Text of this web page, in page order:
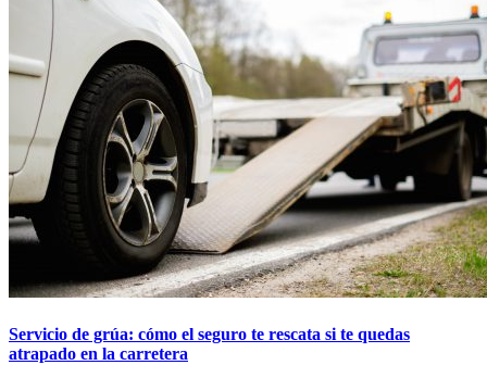
Servicio de grúa: cómo el seguro te rescata si te quedas
atrapado en la carretera